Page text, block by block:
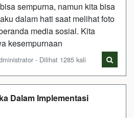
sempurna, namun kita bisa
dalam hati saat melihat foto
media sosial. Kita
kesempurnaan
- Dilihat 1285 kali
Dalam Implementasi